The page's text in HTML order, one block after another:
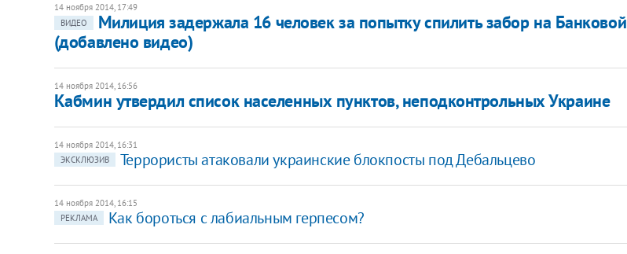
14 ноября 2014, 17:49
ВИДЕО
Милиция задержала 16 человек за попытку спилить забор на Банковой
(добавлено видео)
14 ноября 2014, 16:56
Кабмин утвердил список населенных пунктов, неподконтрольных Украине
14 ноября 2014, 16:31
ЭКСКЛЮЗИВ
Террористы атаковали украинские блокпосты под Дебальцево
14 ноября 2014, 16:15
РЕКЛАМА
Как бороться с лабиальным герпесом?